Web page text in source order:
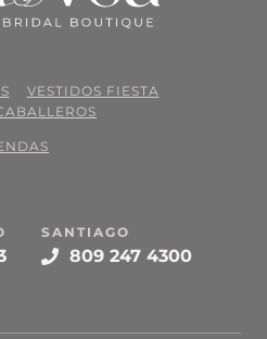
VESTIDOS FIESTA
SANTIAGO
809 247 4300